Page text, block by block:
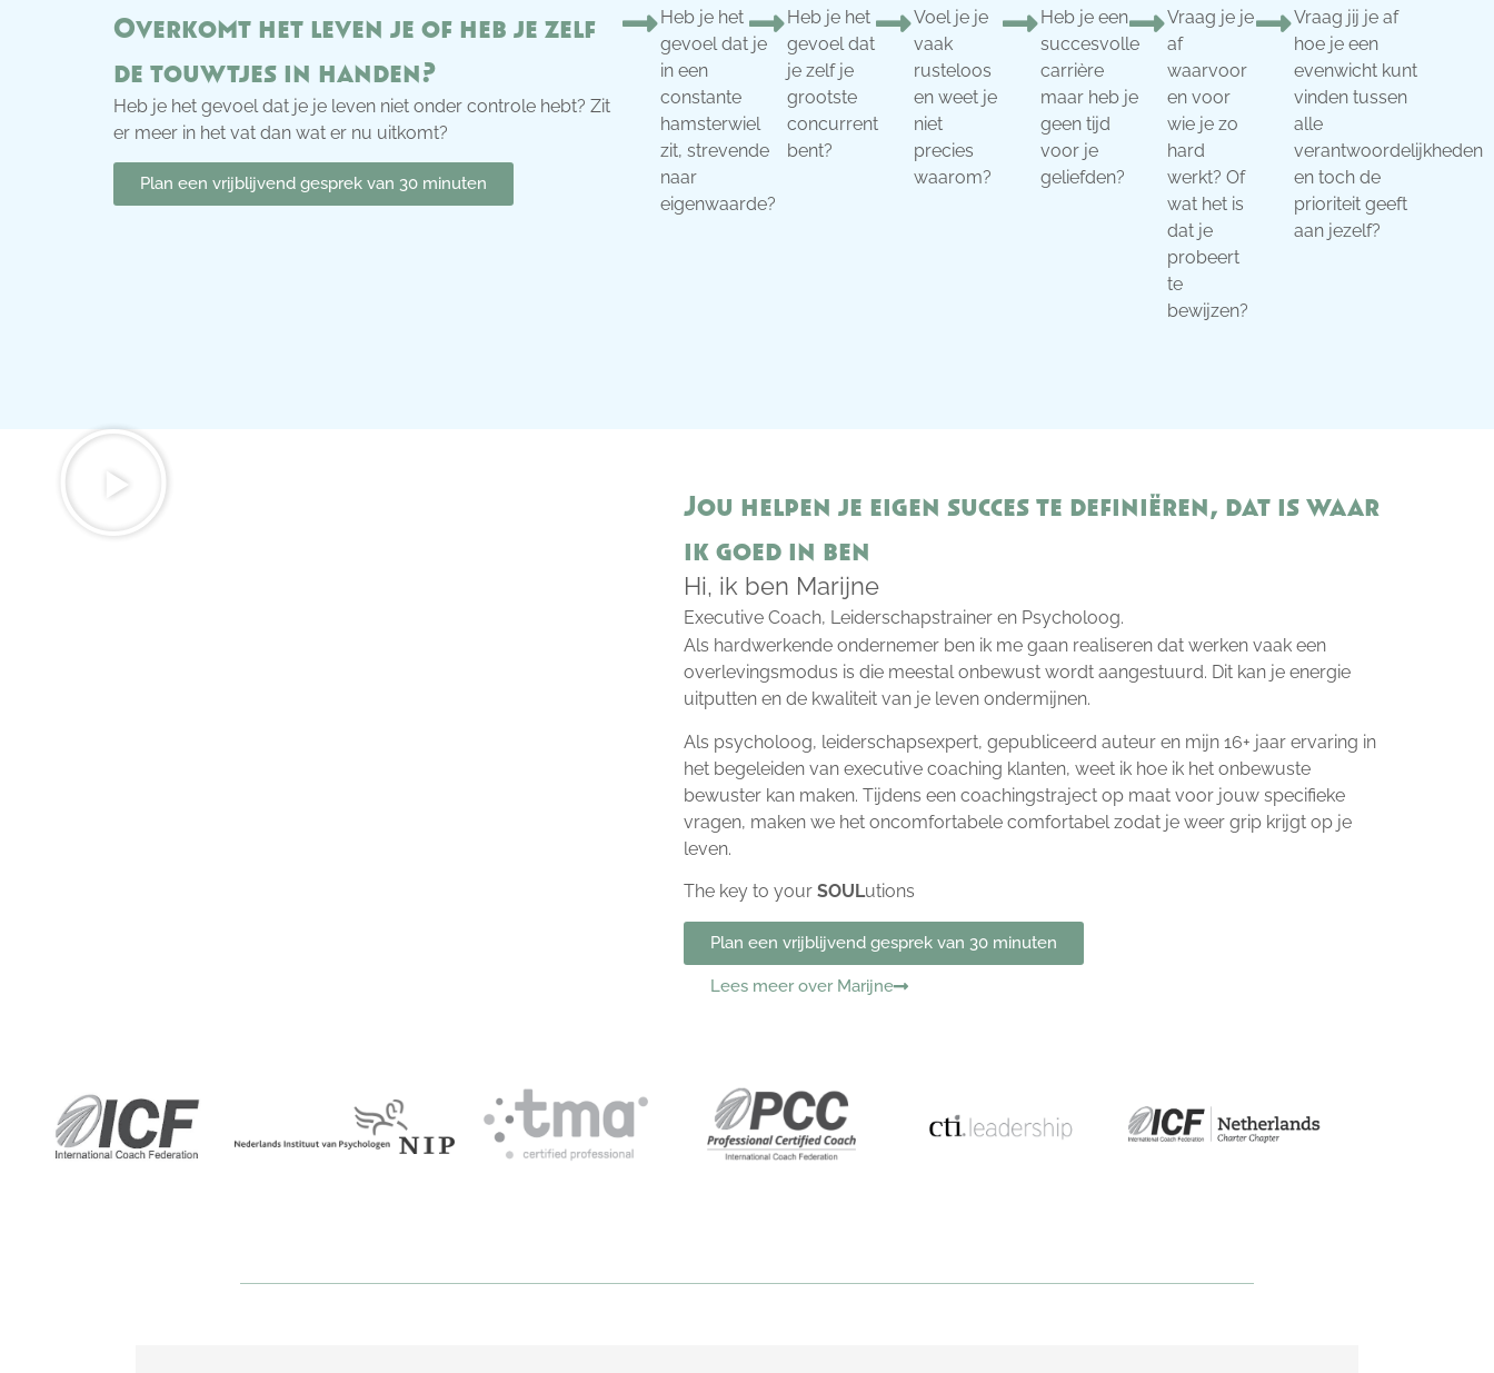
Overkomt het leven je of heb je zelf
de touwtjes in handen?
Heb je het gevoel dat je je leven niet onder controle hebt? Zit
er meer in het vat dan wat er nu uitkomt?
Plan een vrijblijvend gesprek van 30 minuten
Heb je het
gevoel dat je
in een
constante
hamsterwiel
zit, strevende
naar
eigenwaarde?
Heb je het
gevoel dat
je zelf je
grootste
concurrent
bent?
Voel je je
vaak
rusteloos
en weet je
niet
precies
waarom?
Heb je een
succesvolle
carrière
maar heb je
geen tijd
voor je
geliefden?
Vraag je je
af
waarvoor
en voor
wie je zo
hard
werkt? Of
wat het is
dat je
probeert
te
bewijzen?
Vraag jij je af
hoe je een
evenwicht kunt
vinden tussen
alle
verantwoordelijkheden
en toch de
prioriteit geeft
aan jezelf?
Jou helpen je eigen succes te definiëren, dat is waar
ik goed in ben
Hi, ik ben Marijne
Executive Coach, Leiderschapstrainer en Psycholoog.
Als hardwerkende ondernemer ben ik me gaan realiseren dat werken vaak een
overlevingsmodus is die meestal onbewust wordt aangestuurd. Dit kan je energie
uitputten en de kwaliteit van je leven ondermijnen.
Als psycholoog, leiderschapsexpert, gepubliceerd auteur en mijn 16+ jaar ervaring in
het begeleiden van executive coaching klanten, weet ik hoe ik het onbewuste
bewuster kan maken. Tijdens een coachingstraject op maat voor jouw specifieke
vragen, maken we het oncomfortabele comfortabel zodat je weer grip krijgt op je
leven.
The key to your SOULutions
Plan een vrijblijvend gesprek van 30 minuten
Lees meer over Marijne